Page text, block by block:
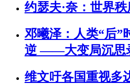
约瑟夫·奈：世界
邓曦泽：人类“后”
逆 ——大变局沉思
维文吁各国重视多